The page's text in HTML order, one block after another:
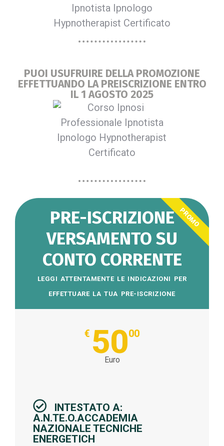
PUOI USUFRUIRE DELLA PROMOZIONE
EFFETTUANDO LA PREISCRIZIONE ENTRO
IL 1 AGOSTO 2025
PRE-ISCRIZIONE
VERSAMENTO SU
CONTO CORRENTE
LEGGI ATTENTAMENTE LE INDICAZIONI PER
EFFETTUARE LA TUA PRE-ISCRIZIONE
€ 5000
Euro
INTESTATO A:
A.N.TE.O.ACCADEMIA
NAZIONALE TECNICHE
ENERGETICH
PROMO